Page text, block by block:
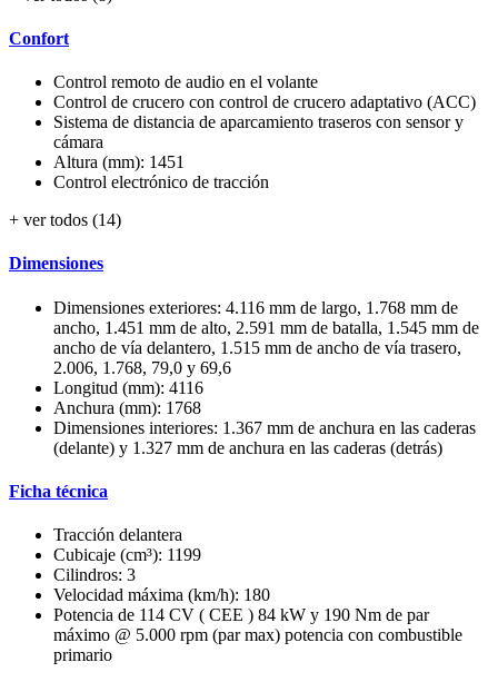
Confort
Control remoto de audio en el volante
Control de crucero con control de crucero adaptativo (ACC)
Sistema de distancia de aparcamiento traseros con sensor y
cámara
Altura (mm): 1451
Control electrónico de tracción
+ ver todos (14)
Dimensiones
Dimensiones exteriores: 4.116 mm de largo, 1.768 mm de
ancho, 1.451 mm de alto, 2.591 mm de batalla, 1.545 mm de
ancho de vía delantero, 1.515 mm de ancho de vía trasero,
2.006, 1.768, 79,0 y 69,6
Longitud (mm): 4116
Anchura (mm): 1768
Dimensiones interiores: 1.367 mm de anchura en las caderas
(delante) y 1.327 mm de anchura en las caderas (detrás)
Ficha técnica
Tracción delantera
Cubicaje (cm³): 1199
Cilindros: 3
Velocidad máxima (km/h): 180
Potencia de 114 CV ( CEE ) 84 kW y 190 Nm de par
máximo @ 5.000 rpm (par max) potencia con combustible
primario